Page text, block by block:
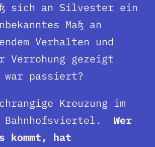
sich an Silvester ein
Maß an
Verhalten und
Verrohung gezeigt
war passiert?
Kreuzung im
Bahnhofsviertel.Wer
kommt, hat